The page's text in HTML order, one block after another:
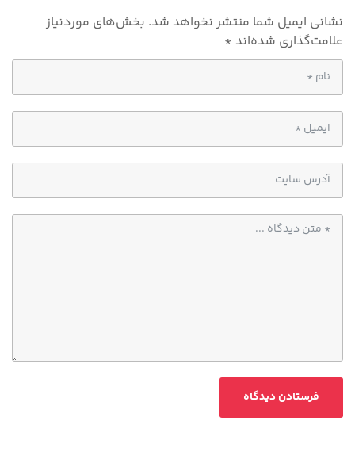
نشانی ایمیل شما منتشر نخواهد شد. بخش‌های موردنیاز
علامت‌گذاری شده‌اند *